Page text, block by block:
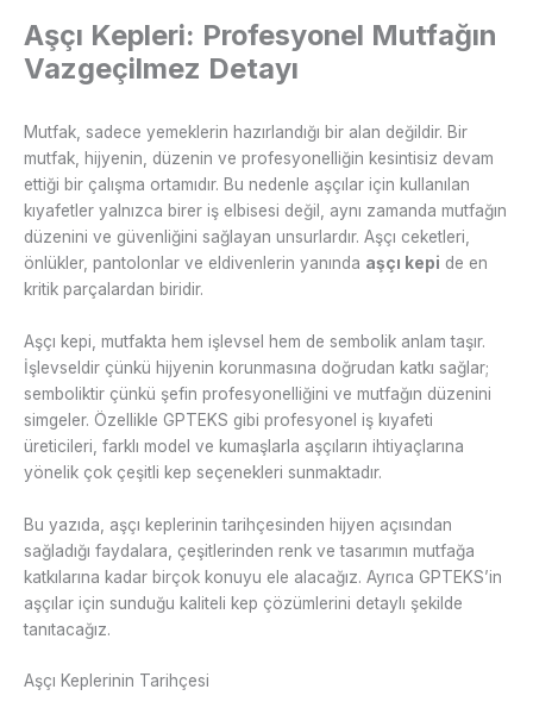
Aşçı Kepleri: Profesyonel Mutfağın
Vazgeçilmez Detayı
Mutfak, sadece yemeklerin hazırlandığı bir alan değildir. Bir
mutfak, hijyenin, düzenin ve profesyonelliğin kesintisiz devam
ettiği bir çalışma ortamıdır. Bu nedenle aşçılar için kullanılan
kıyafetler yalnızca birer iş elbisesi değil, aynı zamanda mutfağın
düzenini ve güvenliğini sağlayan unsurlardır. Aşçı ceketleri,
önlükler, pantolonlar ve eldivenlerin yanında aşçı kepi de en
kritik parçalardan biridir.
Aşçı kepi, mutfakta hem işlevsel hem de sembolik anlam taşır.
İşlevseldir çünkü hijyenin korunmasına doğrudan katkı sağlar;
semboliktir çünkü şefin profesyonelliğini ve mutfağın düzenini
simgeler. Özellikle GPTEKS gibi profesyonel iş kıyafeti
üreticileri, farklı model ve kumaşlarla aşçıların ihtiyaçlarına
yönelik çok çeşitli kep seçenekleri sunmaktadır.
Bu yazıda, aşçı keplerinin tarihçesinden hijyen açısından
sağladığı faydalara, çeşitlerinden renk ve tasarımın mutfağa
katkılarına kadar birçok konuyu ele alacağız. Ayrıca GPTEKS’in
aşçılar için sunduğu kaliteli kep çözümlerini detaylı şekilde
tanıtacağız.
Aşçı Keplerinin Tarihçesi